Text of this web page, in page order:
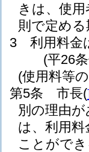
きは、使
則で定め
3
利用料金
(平26
(使用料等
第5条
市長(
別の理由
は、利用料
ことがで